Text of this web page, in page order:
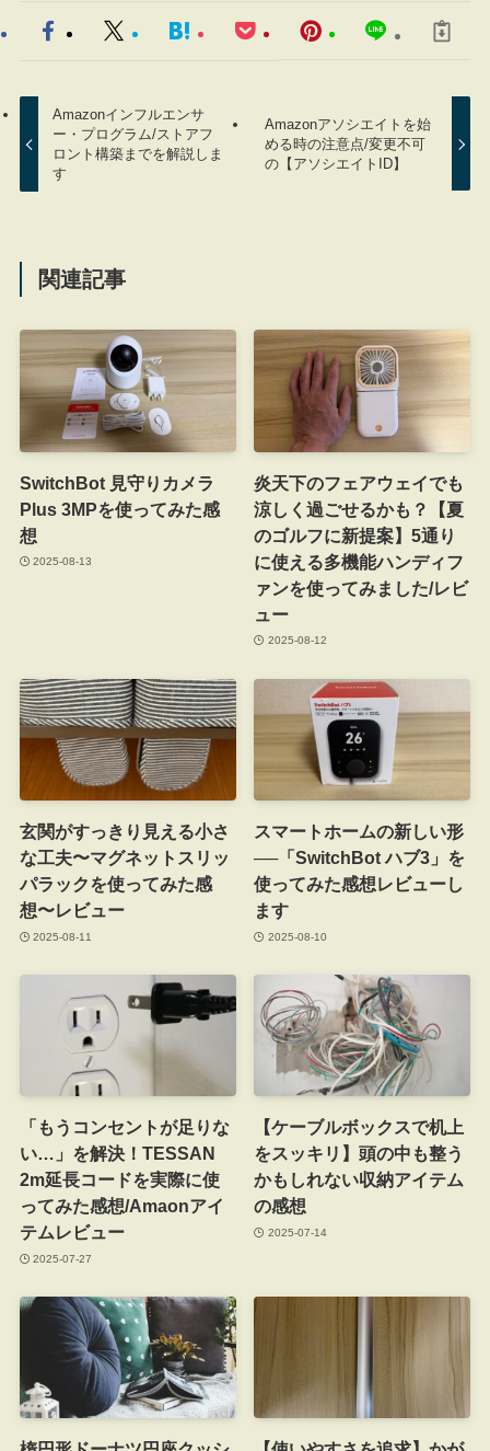
Amazonインフルエンサ
ー・プログラム/ストアフ
ロント構築までを解説しま
す
Amazonアソシエイトを始
める時の注意点/変更不可
の【アソシエイトID】
関連記事
SwitchBot 見守りカメラ
Plus 3MPを使ってみた感
想
2025-08-13
炎天下のフェアウェイでも
涼しく過ごせるかも？【夏
のゴルフに新提案】5通り
に使える多機能ハンディフ
ァンを使ってみました/レビ
ュー
2025-08-12
玄関がすっきり見える小さ
な工夫〜マグネットスリッ
パラックを使ってみた感
想〜レビュー
2025-08-11
スマートホームの新しい形
──「SwitchBot ハブ3」を
使ってみた感想レビューし
ます
2025-08-10
「もうコンセントが足りな
い…」を解決！TESSAN
2m延長コードを実際に使
ってみた感想/Amaonアイ
テムレビュー
2025-07-27
【ケーブルボックスで机上
をスッキリ】頭の中も整う
かもしれない収納アイテム
の感想
2025-07-14